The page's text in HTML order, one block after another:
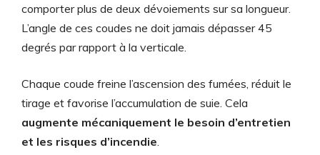
comporter plus de deux dévoiements sur sa longueur.
L’angle de ces coudes ne doit jamais dépasser 45
degrés par rapport à la verticale.
Chaque coude freine l’ascension des fumées, réduit le
tirage et favorise l’accumulation de suie. Cela
augmente mécaniquement le besoin d’entretien
et les risques d’incendie